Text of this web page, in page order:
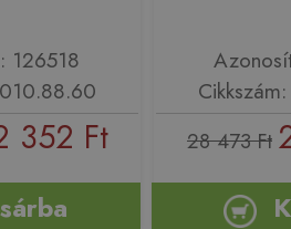
126518
352 Ft 28 473 Ft